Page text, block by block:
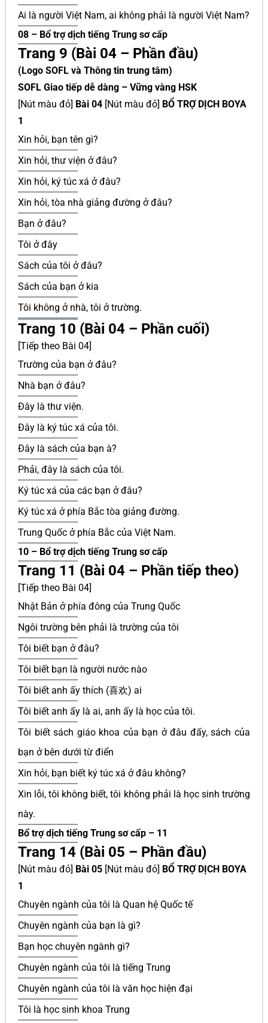
Ai là người Việt Nam, ai không phải là người Việt Nam?
08 – Bổ trợ dịch tiếng Trung sơ cấp
Trang 9 (Bài 04 – Phần đầu)
(Logo SOFL và Thông tin trung tâm)
SOFL Giao tiếp dễ dàng – Vững vàng HSK
[Nút màu đỏ] Bài 04 [Nút màu đỏ] BỔ TRỢ DỊCH BOYA
1
Xin hỏi, bạn tên gì?
Xin hỏi, thư viện ở đâu?
Xin hỏi, ký túc xá ở đâu?
Xin hỏi, tòa nhà giảng đường ở đâu?
Bạn ở đâu?
Tôi ở đây
Sách của tôi ở đâu?
Sách của bạn ở kia
Tôi không ở nhà, tôi ở trường.
Trang 10 (Bài 04 – Phần cuối)
[Tiếp theo Bài 04]
Trường của bạn ở đâu?
Nhà bạn ở đâu?
Đây là thư viện.
Đây là ký túc xá của tôi.
Đây là sách của bạn à?
Phải, đây là sách của tôi.
Ký túc xá của các bạn ở đâu?
Ký túc xá ở phía Bắc tòa giảng đường.
Trung Quốc ở phía Bắc của Việt Nam.
10 – Bổ trợ dịch tiếng Trung sơ cấp
Trang 11 (Bài 04 – Phần tiếp theo)
[Tiếp theo Bài 04]
Nhật Bản ở phía đông của Trung Quốc
Ngôi trường bên phải là trường của tôi
Tôi biết bạn ở đâu?
Tôi biết bạn là người nước nào
Tôi biết anh ấy thích (喜欢) ai
Tôi biết anh ấy là ai, anh ấy là học của tôi.
Tôi biết sách giáo khoa của bạn ở đâu đấy, sách của
bạn ở bên dưới từ điển
Xin hỏi, bạn biết ký túc xá ở đâu không?
Xin lỗi, tôi không biết, tôi không phải là học sinh trường
này.
Bổ trợ dịch tiếng Trung sơ cấp – 11
Trang 14 (Bài 05 – Phần đầu)
[Nút màu đỏ] Bài 05 [Nút màu đỏ] BỔ TRỢ DỊCH BOYA
1
Chuyên ngành của tôi là Quan hệ Quốc tế
Chuyên ngành của bạn là gì?
Bạn học chuyên ngành gì?
Chuyên ngành của tôi là tiếng Trung
Chuyên ngành của tôi là văn học hiện đại
Tôi là học sinh khoa Trung